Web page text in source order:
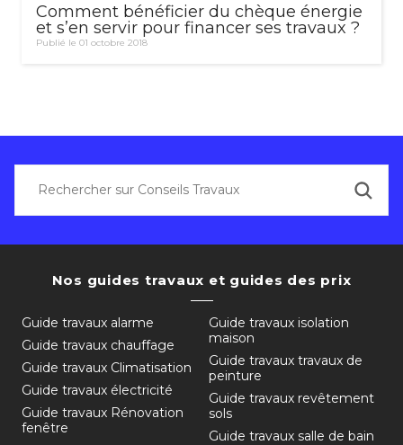
Comment bénéficier du chèque énergie
et s’en servir pour financer ses travaux ?
Publié le 01 octobre 2018
Nos guides travaux et guides des prix
Guide travaux alarme
Guide travaux chauffage
Guide travaux Climatisation
Guide travaux électricité
Guide travaux Rénovation
fenêtre
Guide travaux isolation
maison
Guide travaux travaux de
peinture
Guide travaux revêtement
sols
Guide travaux salle de bain